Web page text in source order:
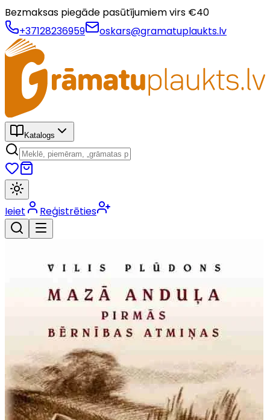
Bezmaksas piegāde pasūtījumiem virs €40
+37128236959
oskars@gramatuplaukts.lv
Katalogs
Ieiet Reģistrēties